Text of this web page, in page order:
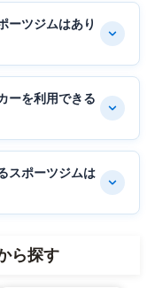
ーツジムはあり
ーを利用できる
スポーツジムは
ら探す